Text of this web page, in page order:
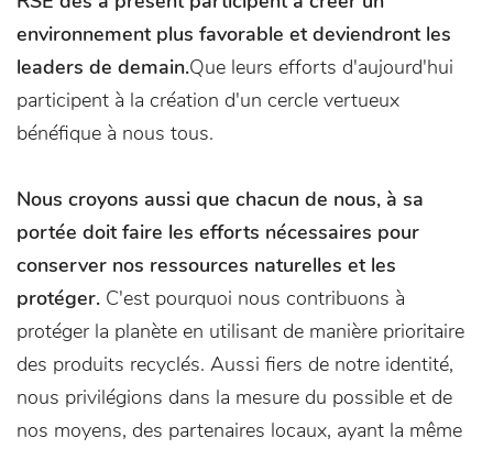
environnement plus favorable et deviendront les
leaders de demain.Que leurs efforts d'aujourd'hui
participent à la création d'un cercle vertueux
bénéfique à nous tous.
Nous croyons aussi que chacun de nous, à sa
portée doit faire les efforts nécessaires pour
conserver nos ressources naturelles et les
protéger. C'est pourquoi nous contribuons à
protéger la planète en utilisant de manière prioritaire
des produits recyclés. Aussi fiers de notre identité,
nous privilégions dans la mesure du possible et de
nos moyens, des partenaires locaux, ayant la même